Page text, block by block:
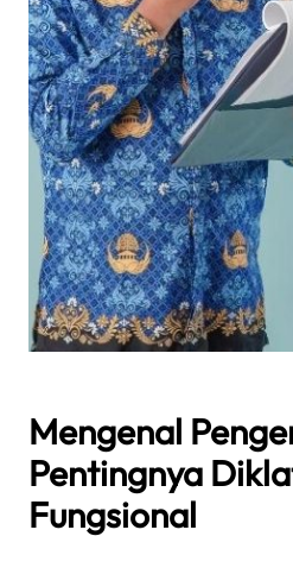
Mengenal
Pentingnya
Fungsional